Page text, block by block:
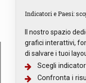
Indicatori e Paesi:
Il nostro spazio
grafici interattivi,
di salvare i tuoi
Scegli
Confronta i